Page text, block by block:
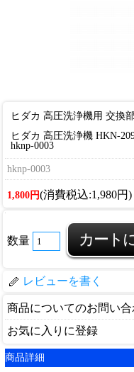
ヒダカ 高圧洗浄機用 交換
ヒダカ 高圧洗浄機 HKN-
hknp-0003
hknp-0003
1,800円(消費税込:1,980円)
数量
レビューを書く
商品についてのお問い
お気に入りに登録
商品詳細